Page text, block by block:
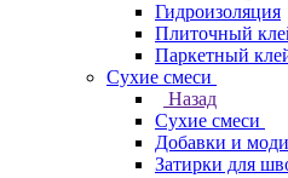
Гидроизоляция
Плиточный
Паркетный
Сухие смеси
Назад
Сухие смеси
Добавки и
Затирки для